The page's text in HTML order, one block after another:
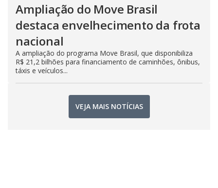
Ampliação do Move Brasil
destaca envelhecimento da frota
nacional
A ampliação do programa Move Brasil, que disponibiliza
R$ 21,2 bilhões para financiamento de caminhões, ônibus,
táxis e veículos...
VEJA MAIS NOTÍCIAS